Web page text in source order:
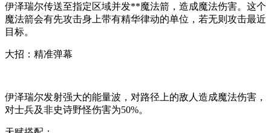
伊泽瑞尔传送至指定区域并发**魔法箭，造成魔法伤害。这个
魔法箭会有先攻击身上带有精华律动的单位，若无则攻击最近
目标。
大招：精准弹幕
伊泽瑞尔发射强大的能量波，对路径上的敌人造成魔法伤害，
对士兵及非史诗野怪伤害为50%。